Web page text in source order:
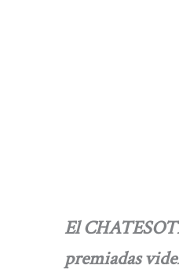
El
premiadas